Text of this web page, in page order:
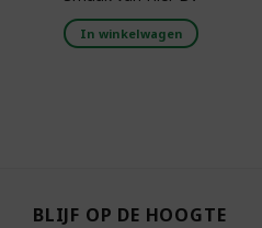
In winkelwagen
BLIJF OP DE HOOGTE